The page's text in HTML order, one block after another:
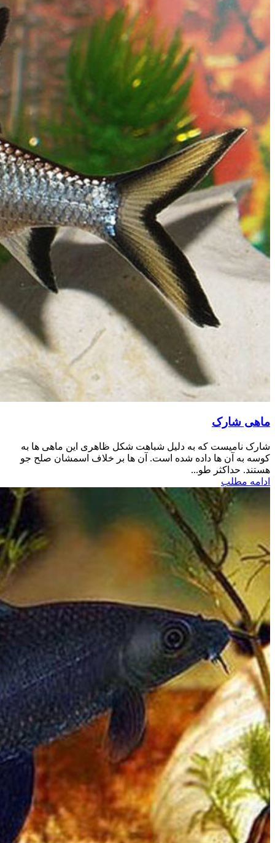
ماهی شارک
شارک نامیست که به دلیل شباهت شکل ظاهری این ماهی ها به
کوسه به آن ها داده شده است. آن ها بر خلاف اسمشان صلح جو
هستند. حداکثر طو...
ادامه مطلب